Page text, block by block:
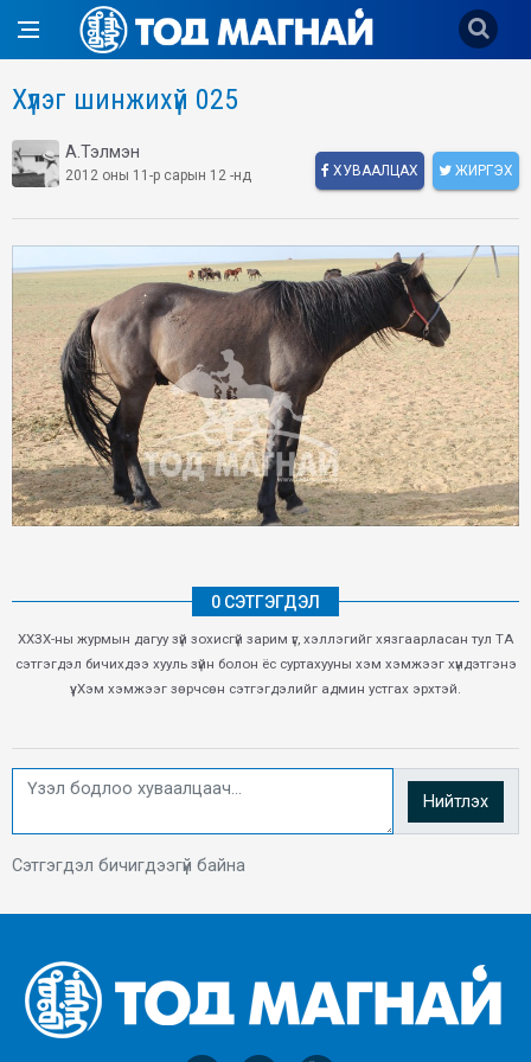
Хүлэг шинжихүй 025
А.Тэлмэн
2012 оны 11-р сарын 12 -нд ХУВААЛЦАХ ЖИРГЭХ
0 СЭТГЭГДЭЛ
ХХЗХ-ны журмын дагуу зүй зохисгүй зарим үг, хэллэгийг хязгаарласан тул ТА
сэтгэгдэл бичихдээ хууль зүйн болон ёс суртахууны хэм хэмжээг хүндэтгэнэ
үү. Хэм хэмжээг зөрчсөн сэтгэгдэлийг админ устгах эрхтэй.
Нийтлэх
Сэтгэгдэл бичигдээгүй байна